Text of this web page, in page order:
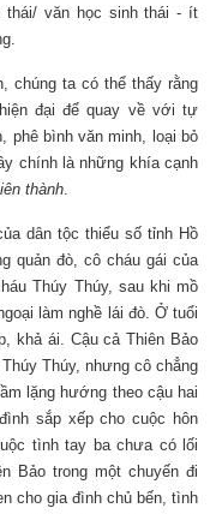
thái/ văn học sinh thái - ít
chúng ta có thể thấy rằng
đại để quay về với tự
phê bình văn minh, loại bỏ
chính là những khía cạnh
thành.
dân tộc thiểu số tỉnh Hồ
quản đò, cô cháu gái của
Thúy Thúy, sau khi mồ
làm nghề lái đò. Ở tuổi
khả ái. Cậu cả Thiên Bảo
Thúy, nhưng cô chẳng
lặng hướng theo cậu hai
sắp xếp cho cuộc hôn
tình tay ba chưa có lối
Bảo trong một chuyến đi
cho gia đình chủ bến, tình